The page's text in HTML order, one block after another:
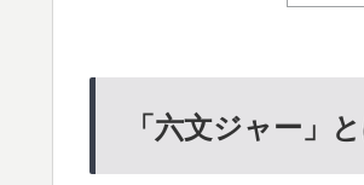
「六文ジャー」